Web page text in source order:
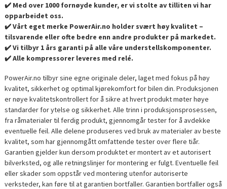
✔️ Med over 1000 fornøyde kunder, er vi stolte av tilliten vi har
opparbeidet oss.
✔️ Vårt eget merke PowerAir.no holder svært høy kvalitet –
tilsvarende eller ofte bedre enn andre produkter på markedet.
✔️ Vi tilbyr 1 års garanti på alle våre understellskomponenter.
✔️ Alle kompressorer leveres med relé.
PowerAir.no tilbyr sine egne originale deler, laget med fokus på høy
kvalitet, sikkerhet og optimal kjørekomfort for bilen din. Produksjonen
er nøye kvalitetskontrollert for å sikre at hvert produkt møter høye
standarder for ytelse og sikkerhet. Alle trinn i produksjonsprosessen,
fra råmaterialer til ferdig produkt, gjennomgår tester for å avdekke
eventuelle feil. Alle delene produseres ved bruk av materialer av beste
kvalitet, som har gjennomgått omfattende tester over flere tiår.
Garantien gjelder kun dersom produktet er montert av et autorisert
bilverksted, og alle retningslinjer for montering er fulgt. Eventuelle feil
eller skader som oppstår ved montering utenfor autoriserte
verksteder, kan føre til at garantien bortfaller. Garantien bortfaller også